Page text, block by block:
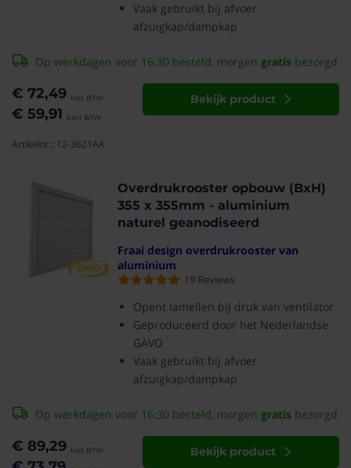
Vaak gebruikt bij afvoer
afzuigkap/dampkap
€ 72,49
€ 59,91
Op werkdagen voor 16:30 besteld, morgen gratis bezorgd
Bekijk product
Artikelnr.: 12-3621AA
Overdrukrooster opbouw (BxH)
355 x 355mm - aluminium
naturel geanodiseerd
Fraai design overdrukrooster van
aluminium
19 Reviews
Opent lamellen bij druk van ventilator
Geproduceerd door het Nederlandse
GAVO
Vaak gebruikt bij afvoer
afzuigkap/dampkap
€ 89,29
Op werkdagen voor 16:30 besteld, morgen gratis bezorgd
Bekijk product